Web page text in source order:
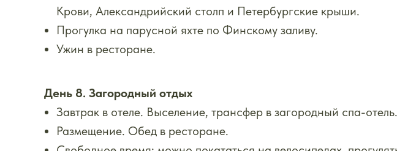
Крови, Александрийский столп и Петербургские крыши.
Прогулка на парусной яхте по Финскому заливу.
Ужин в ресторане.
День 8. Загородный отдых
Завтрак в отеле. Выселение, трансфер в загородный спа-отель.
Размещение. Обед в ресторане.